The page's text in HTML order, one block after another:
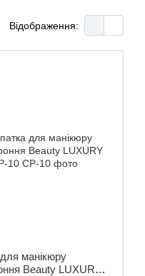
Відображення:
манікюру
Beauty LUXURY